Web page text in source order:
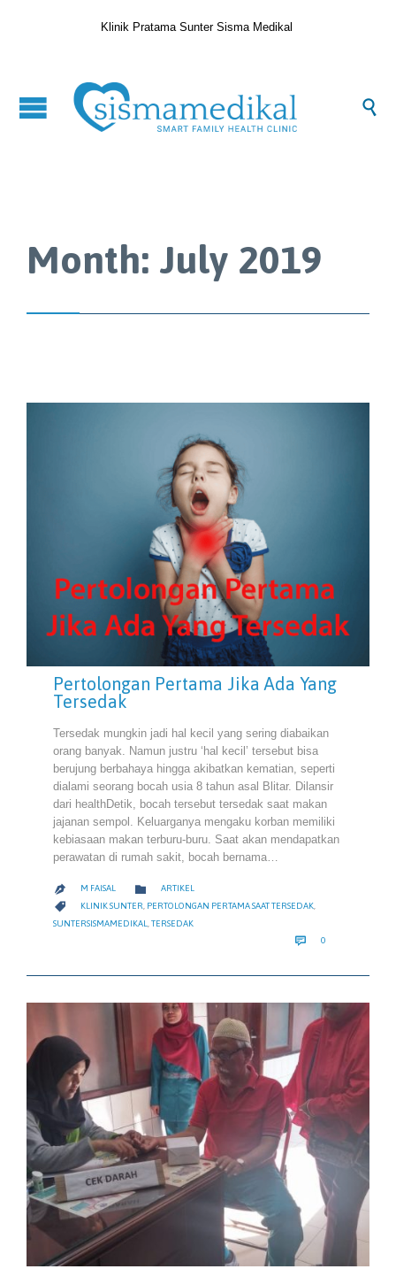
Klinik Pratama Sunter Sisma Medikal

Month: July 2019
Pertolongan Pertama Jika Ada Yang
Tersedak
Tersedak mungkin jadi hal kecil yang sering diabaikan
orang banyak. Namun justru ‘hal kecil’ tersebut bisa
berujung berbahaya hingga akibatkan kematian, seperti
dialami seorang bocah usia 8 tahun asal Blitar. Dilansir
dari healthDetik, bocah tersebut tersedak saat makan
jajanan sempol. Keluarganya mengaku korban memiliki
kebiasaan makan terburu-buru. Saat akan mendapatkan
perawatan di rumah sakit, bocah bernama…
 M FAISAL  CATEGORY
ARTIKEL
 CATEGORY
KLINIK SUNTER, PERTOLONGAN PERTAMA SAAT TERSEDAK,
SUNTERSISMAMEDIKAL
TERSEDAK
 0